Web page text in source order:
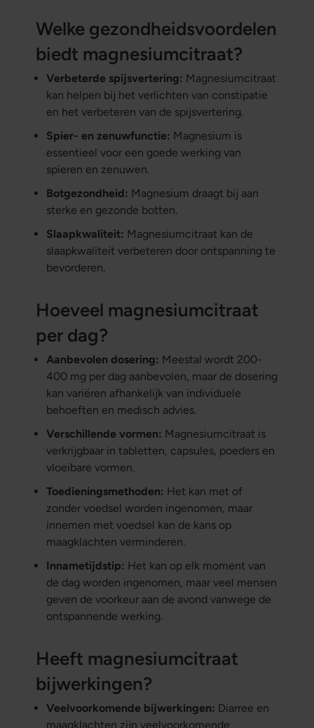
Welke gezondheidsvoordelen
biedt magnesiumcitraat?
Verbeterde spijsvertering: Magnesiumcitraat
kan helpen bij het verlichten van constipatie
en het verbeteren van de spijsvertering.
Spier- en zenuwfunctie: Magnesium is
essentieel voor een goede werking van
spieren en zenuwen.
Botgezondheid: Magnesium draagt bij aan
sterke en gezonde botten.
Slaapkwaliteit: Magnesiumcitraat kan de
slaapkwaliteit verbeteren door ontspanning te
bevorderen.
Hoeveel magnesiumcitraat
per dag?
Aanbevolen dosering: Meestal wordt 200-
400 mg per dag aanbevolen, maar de dosering
kan variëren afhankelijk van individuele
behoeften en medisch advies.
Verschillende vormen: Magnesiumcitraat is
verkrijgbaar in tabletten, capsules, poeders en
vloeibare vormen.
Toedieningsmethoden: Het kan met of
zonder voedsel worden ingenomen, maar
innemen met voedsel kan de kans op
maagklachten verminderen.
Innametijdstip: Het kan op elk moment van
de dag worden ingenomen, maar veel mensen
geven de voorkeur aan de avond vanwege de
ontspannende werking.
Heeft magnesiumcitraat
bijwerkingen?
Veelvoorkomende bijwerkingen: Diarree en
maagklachten zijn veelvoorkomende